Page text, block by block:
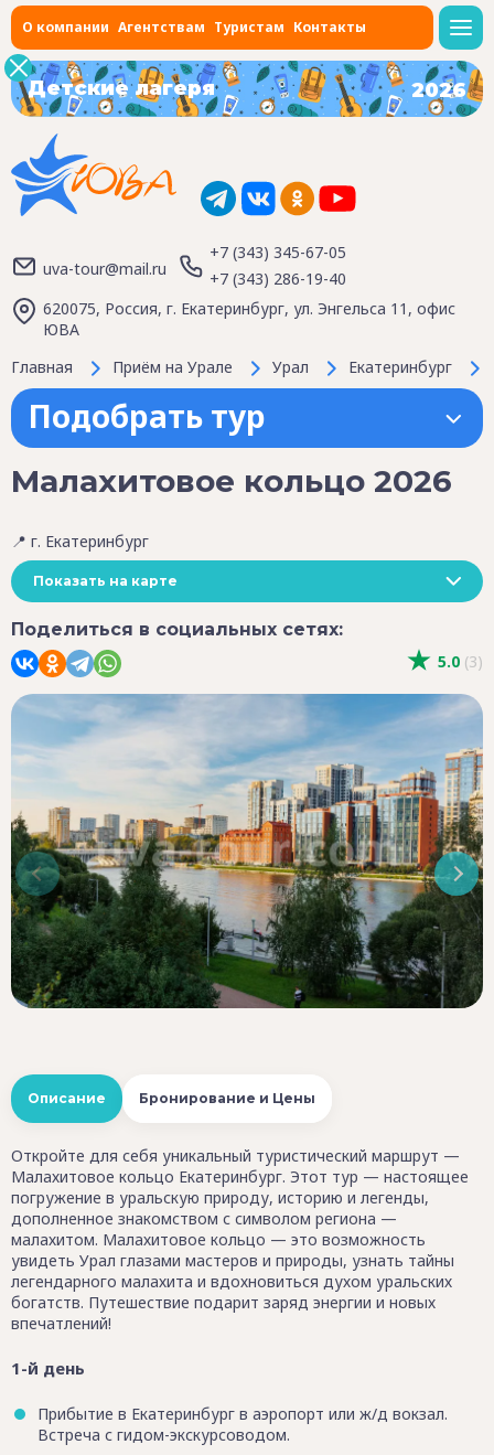
О компании Агентствам Туристам Контакты
Детские лагеря 2026
uva-tour@mail.ru
+7 (343) 345-67-05
+7 (343) 286-19-40
620075, Россия, г. Екатеринбург, ул. Энгельса 11, офис
ЮВА
Главная
Приём на Урале Урал Екатеринбург
Подобрать тур
Малахитовое кольцо 2026
📍 г. Екатеринбург
Показать на карте
Поделиться в социальных сетях:
5.0 (3)
Описание Бронирование и Цены
Откройте для себя уникальный туристический маршрут —
Малахитовое кольцо Екатеринбург. Этот тур — настоящее
погружение в уральскую природу, историю и легенды,
дополненное знакомством с символом региона —
малахитом. Малахитовое кольцо — это возможность
увидеть Урал глазами мастеров и природы, узнать тайны
легендарного малахита и вдохновиться духом уральских
богатств. Путешествие подарит заряд энергии и новых
впечатлений!
1-й день
Прибытие в Екатеринбург в аэропорт или ж/д вокзал.
Встреча с гидом-экскурсоводом.